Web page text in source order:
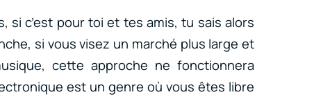
si c’est pour toi et tes amis, tu sais alors
si vous visez un marché plus large et
cette approche ne fonctionnera
est un genre où vous êtes libre